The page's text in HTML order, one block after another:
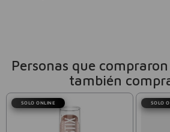
Personas que
también
SOLO ONLINE SOLO